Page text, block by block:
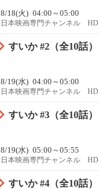
8/18(火) 04:00～05:00
日本映画専門チャンネル HD
すいか #2（全10話）
8/19(水) 04:00～05:00
日本映画専門チャンネル HD
すいか #3（全10話）
8/19(水) 05:00～05:55
日本映画専門チャンネル HD
すいか #4（全10話）